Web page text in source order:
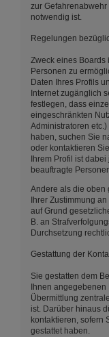
zur
notwendig ist.
Regelungen
Zweck eines Boards
Personen zu
Daten Ihres Profils
Internet zugänglich
festlegen, dass
eingeschränkten
Administratoren
haben, suchen Sie
oder kontaktieren
Ihrem Profil ist
beauftragte
Andere als die oben
Ihrer Zustimmung
auf Grund
B. an
Durchsetzung
Gestattung der
Sie gestatten dem
Ihnen
Übermittlung
ist. Darüber hinaus
kontaktieren, sofern
gestattet haben.